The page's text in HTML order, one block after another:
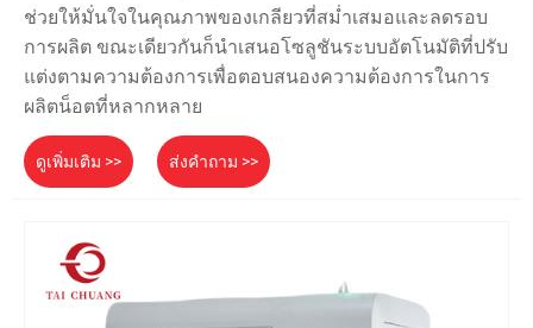
ช่วยให้มั่นใจในคุณภาพของเกลียวที่สม่ำเสมอและลดรอบ
การผลิต ขณะเดียวกันก็นำเสนอโซลูชันระบบอัตโนมัติที่ปรับ
แต่งตามความต้องการเพื่อตอบสนองความต้องการในการ
ผลิตน็อตที่หลากหลาย
ดูเพิ่มเติม >> ส่งคำถาม >>